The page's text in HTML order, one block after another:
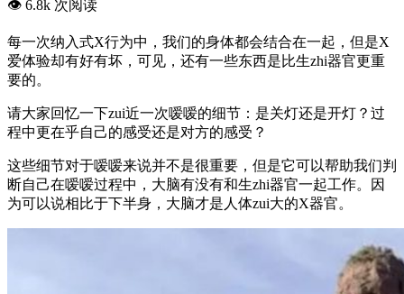
👁️ 6.8k 次阅读
每一次纳入式X行为中，我们的身体都会结合在一起，但是X
爱体验却有好有坏，可见，还有一些东西是比生zhi器官更重
要的。
请大家回忆一下zui近一次嗳嗳的细节：是关灯还是开灯？过
程中更在乎自己的感受还是对方的感受？
这些细节对于嗳嗳来说并不是很重要，但是它可以帮助我们判
断自己在嗳嗳过程中，大脑有没有和生zhi器官一起工作。因
为可以说相比于下半身，大脑才是人体zui大的X器官。